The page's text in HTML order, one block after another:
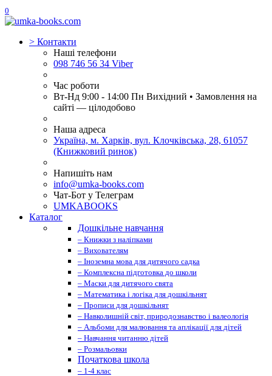
0
> Контакти
Наші телефони
098 746 56 34 Viber
Час роботи
Вт-Нд 9:00 - 14:00 Пн Вихідний • Замовлення на
сайті — цілодобово
Наша адреса
Україна, м. Харків, вул. Клочківська, 28, 61057
(Книжковий ринок)
Напишіть нам
info@umka-books.com
Чат-Бот у Телеграм
UMKABOOKS
Каталог
Дошкільне навчання
– Книжки з наліпками
– Вихователям
– Іноземна мова для дитячого садка
– Комплексна підготовка до школи
– Маски для дитячого свята
– Математика і логіка для дошкільнят
– Прописи для дошкільнят
– Навколишній світ, природознавство і валеологія
– Альбоми для малювання та аплікації для дітей
– Навчання читанню дітей
– Розмальовки
Початкова школа
– 1-4 клас